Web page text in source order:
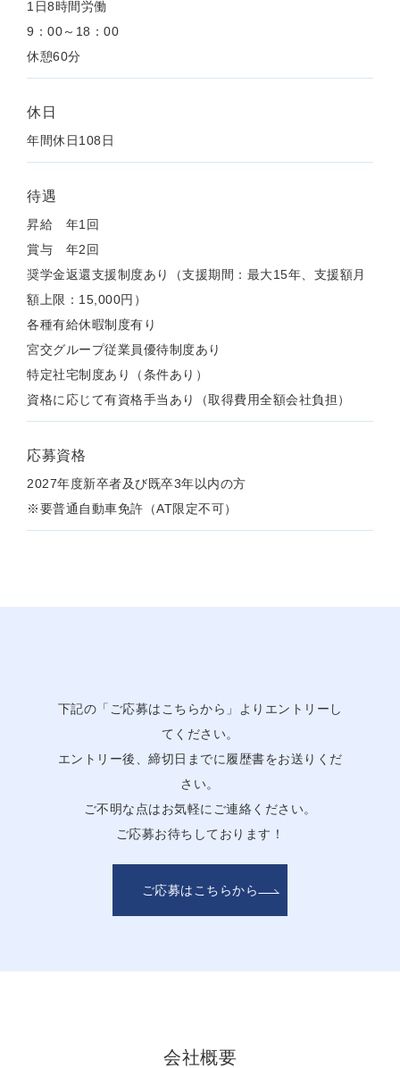
1日8時間労働
9：00～18：00
休憩60分
休日
年間休日108日
待遇
昇給 年1回
賞与 年2回
奨学金返還支援制度あり（支援期間：最大15年、支援額月
額上限：15,000円）
各種有給休暇制度有り
宮交グループ従業員優待制度あり
特定社宅制度あり（条件あり）
資格に応じて有資格手当あり（取得費用全額会社負担）
応募資格
2027年度新卒者及び既卒3年以内の方
※要普通自動車免許（AT限定不可）
下記の「ご応募はこちらから」よりエントリーし
てください。
エントリー後、締切日までに履歴書をお送りくだ
さい。
ご不明な点はお気軽にご連絡ください。
ご応募お待ちしております！
ご応募はこちらから
会社概要